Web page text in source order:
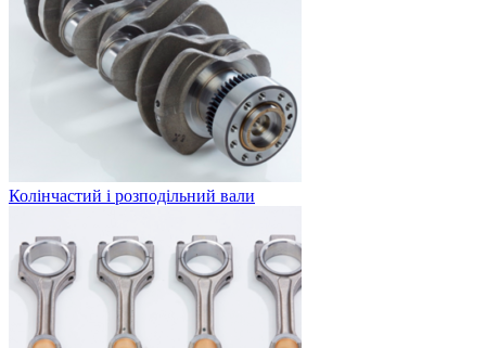
Колінчастий і розподільний вали